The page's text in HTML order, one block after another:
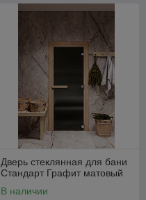
Дверь стеклянная для бани
Стандарт Графит матовый
В наличии